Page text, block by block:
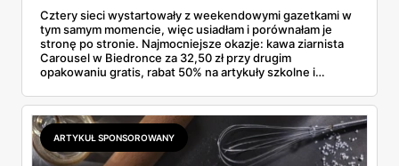
Cztery sieci wystartowały z weekendowymi gazetkami w
tym samym momencie, więc usiadłam i porównałam je
stronę po stronie. Najmocniejsze okazje: kawa ziarnista
Carousel w Biedronce za 32,50 zł przy drugim
opakowaniu gratis, rabat 50% na artykuły szkolne i
2,99 zł za kilogram, ale wyłącznie w sobotę z aplikacją. Aldi
odpowiada masłem za 2,99 zł. Werdykt w skrócie:
najwięcej wyciśniesz z Biedronki, po świeże warzywa jedź
do Aldi.
ARTYKUŁ SPONSOROWANY